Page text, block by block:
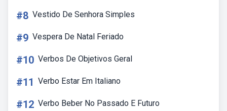
#8 Vestido De Senhora Simples
#9 Vespera De Natal Feriado
#10 Verbos De Objetivos Geral
#11 Verbo Estar Em Italiano
#12 Verbo Beber No Passado E Futuro